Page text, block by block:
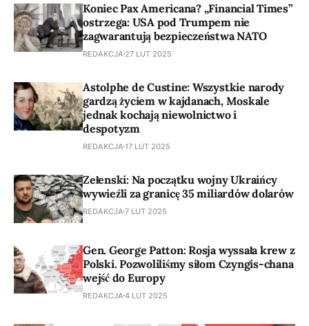
Koniec Pax Americana? „Financial Times”
ostrzega: USA pod Trumpem nie
zagwarantują bezpieczeństwa NATO
REDAKCJA 27 LUT 2025
Astolphe de Custine: Wszystkie narody
gardzą życiem w kajdanach, Moskale
jednak kochają niewolnictwo i
despotyzm
REDAKCJA 17 LUT 2025
Zełenski: Na początku wojny Ukraińcy
wywieźli za granicę 35 miliardów dolarów
REDAKCJA 7 LUT 2025
Gen. George Patton: Rosja wyssała krew z
Polski. Pozwoliliśmy siłom Czyngis-chana
wejść do Europy
REDAKCJA 4 LUT 2025